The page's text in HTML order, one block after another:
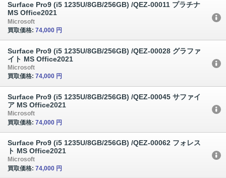
Surface Pro9 (i5 1235U/8GB/256GB) /QEZ-00011 プラチナ
MS Office2021
Microsoft
買取価格: 74,000 円
Surface Pro9 (i5 1235U/8GB/256GB) /QEZ-00028 グラファ
イト MS Office2021
Microsoft
買取価格: 74,000 円
Surface Pro9 (i5 1235U/8GB/256GB) /QEZ-00045 サファイ
ア MS Office2021
Microsoft
買取価格: 74,000 円
Surface Pro9 (i5 1235U/8GB/256GB) /QEZ-00062 フォレス
ト MS Office2021
Microsoft
買取価格: 74,000 円